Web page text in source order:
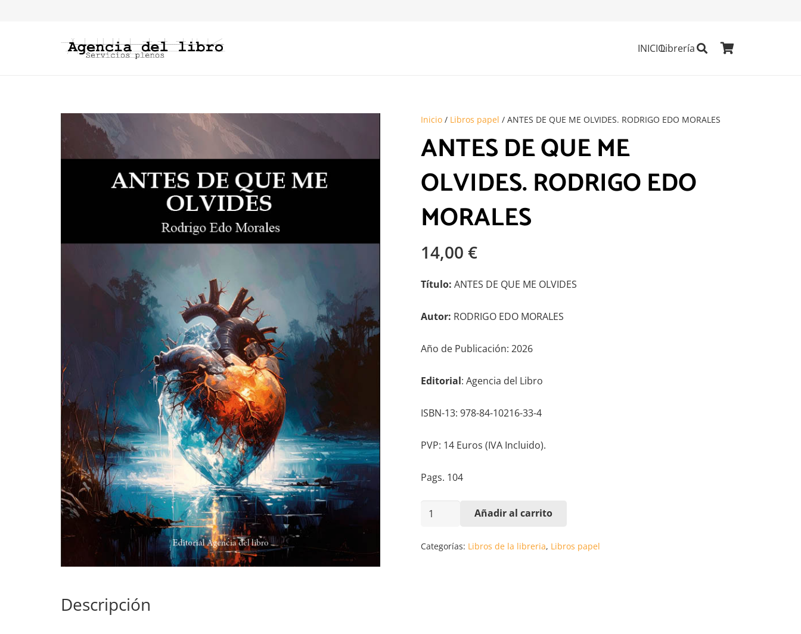
INICIOLibrería
Inicio / Libros papel / ANTES DE QUE ME OLVIDES. RODRIGO EDO MORALES
ANTES DE QUE ME
OLVIDES. RODRIGO EDO
MORALES
14,00€
Título: ANTES DE QUE ME OLVIDES
Autor: RODRIGO EDO MORALES
Año de Publicación: 2026
Editorial: Agencia del Libro
ISBN-13: 978-84-10216-33-4
PVP: 14 Euros (IVA Incluido).
Pags. 104
ANTES
QUE
Añadir al carrito
Categorías: Libros de la libreria, Libros papel
Descripción